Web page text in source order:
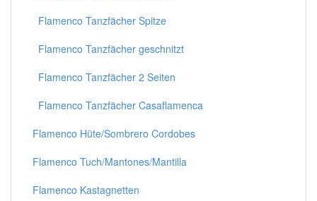
Flamenco Tanzfächer Spitze
Flamenco Tanzfächer geschnitzt
Flamenco Tanzfächer 2 Seiten
Flamenco Tanzfächer Casaflamenca
Flamenco Hüte/Sombrero Cordobes
Flamenco Tuch/Mantones/Mantilla
Flamenco Kastagnetten